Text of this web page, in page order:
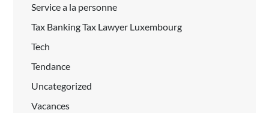
Service a la personne
Tax Banking Tax Lawyer Luxembourg
Tech
Tendance
Uncategorized
Vacances